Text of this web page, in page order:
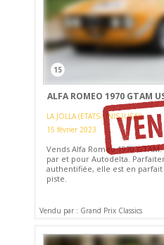
15
ALFA ROMEO 1970 GTAM
LA JOLLA (ETATS-UNIS (USA))
15 février 2023
Vends Alfa Romeo 1970
par et pour Autodelta.
authentifiée, elle est en
piste.
Vendu par : Grand Prix Classics